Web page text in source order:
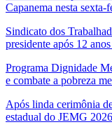
Capanema nesta sexta-
Sindicato dos
presidente após 12
Programa Dignidade
e combate a pobreza
Após linda cerimônia
estadual do JEMG